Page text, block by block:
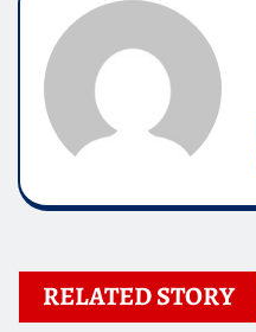
RELATED STORY